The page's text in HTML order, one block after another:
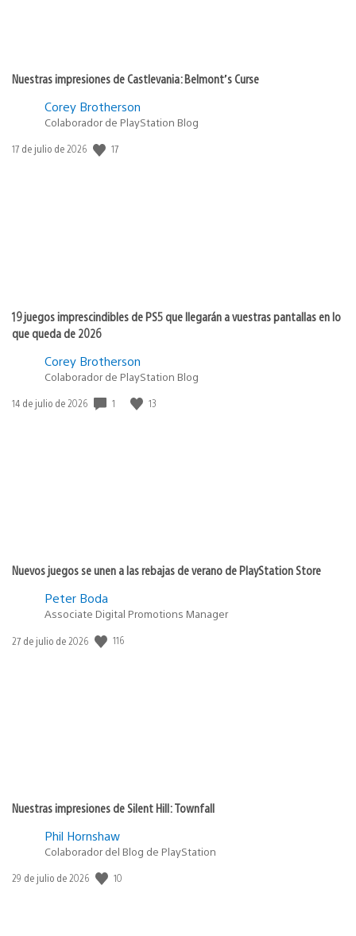
Nuestras impresiones de Castlevania: Belmont’s Curse
Corey Brotherson
Colaborador de PlayStation Blog
Fecha
17 de julio de 2026 17
19 juegos imprescindibles de PS5 que llegarán a vuestras pantallas en lo
que queda de 2026
Corey Brotherson
Colaborador de PlayStation Blog
Fecha
14 de julio de 2026 1 13
Nuevos juegos se unen a las rebajas de verano de PlayStation Store
Peter Boda
Associate Digital Promotions Manager
Fecha
27 de julio de 2026 116
Nuestras impresiones de Silent Hill: Townfall
Phil Hornshaw
Colaborador del Blog de PlayStation
Fecha
29 de julio de 2026 10